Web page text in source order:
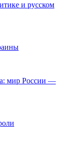
и русском
мир России —